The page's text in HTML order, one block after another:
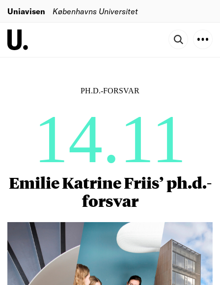
Uniavisen Københavns Universitet
PH.D.-FORSVAR
14.11
Emilie Katrine Friis’ ph.d.-
forsvar